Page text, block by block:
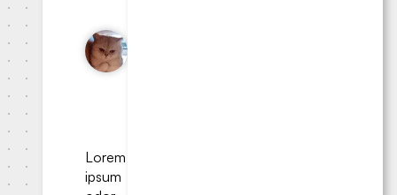
Lorem
ipsum